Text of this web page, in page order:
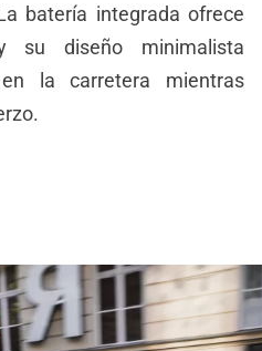
batería integrada ofrece
su diseño minimalista
la carretera mientras